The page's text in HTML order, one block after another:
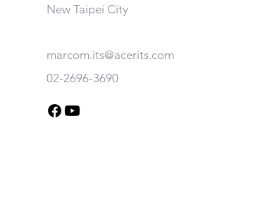
New Taipei City
marcom.its@acerits.com
02-2696-3690